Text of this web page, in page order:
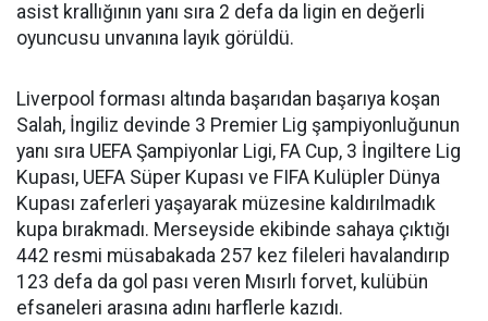
asist krallığının yanı sıra 2 defa da ligin en değerli
oyuncusu unvanına layık görüldü.
Liverpool forması altında başarıdan başarıya koşan
Salah, İngiliz devinde 3 Premier Lig şampiyonluğunun
yanı sıra UEFA Şampiyonlar Ligi, FA Cup, 3 İngiltere Lig
Kupası, UEFA Süper Kupası ve FIFA Kulüpler Dünya
Kupası zaferleri yaşayarak müzesine kaldırılmadık
kupa bırakmadı. Merseyside ekibinde sahaya çıktığı
442 resmi müsabakada 257 kez fileleri havalandırıp
123 defa da gol pası veren Mısırlı forvet, kulübün
efsaneleri arasına adını harflerle kazıdı.